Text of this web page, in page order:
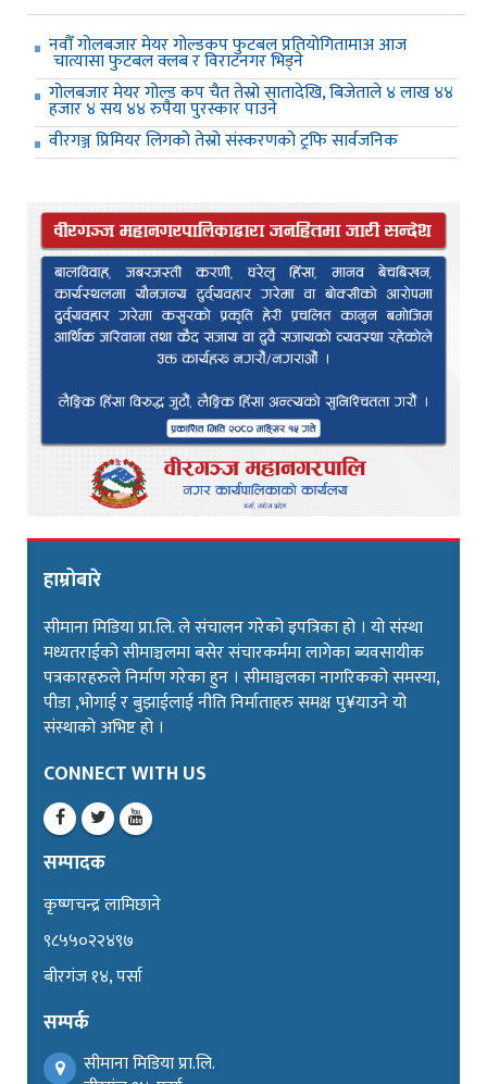
नवौँ गोलबजार मेयर गोल्डकप फुटबल प्रतियोगितामाअ आज
चात्यासा फुटबल क्लब र विराटनगर भिड्ने
गोलबजार मेयर गोल्ड कप चैत तेस्रो सातादेखि, बिजेताले ४ लाख ४४
हजार ४ सय ४४ रुपैया पुरस्कार पाउने
वीरगञ्ज प्रिमियर लिगको तेस्रो संस्करणको ट्रफि सार्वजनिक
हाम्रोबारे
सीमाना मिडिया प्रा.लि. ले संचालन गरेको इपत्रिका हो । यो संस्था
मध्यतराईको सीमाञ्चलमा बसेर संचारकर्ममा लागेका ब्यवसायीक
पत्रकारहरुले निर्माण गरेका हुन । सीमाञ्चलका नागरिकको समस्या,
पीडा ,भोगाई र बुझाईलाई नीति निर्माताहरु समक्ष पु¥याउने यो
संस्थाको अभिष्ट हो ।
CONNECT WITH US
सम्पादक
कृष्णचन्द्र लामिछाने
९८५५०२२४९७
बीरगंज १४, पर्सा
सम्पर्क
सीमाना मिडिया प्रा.लि.